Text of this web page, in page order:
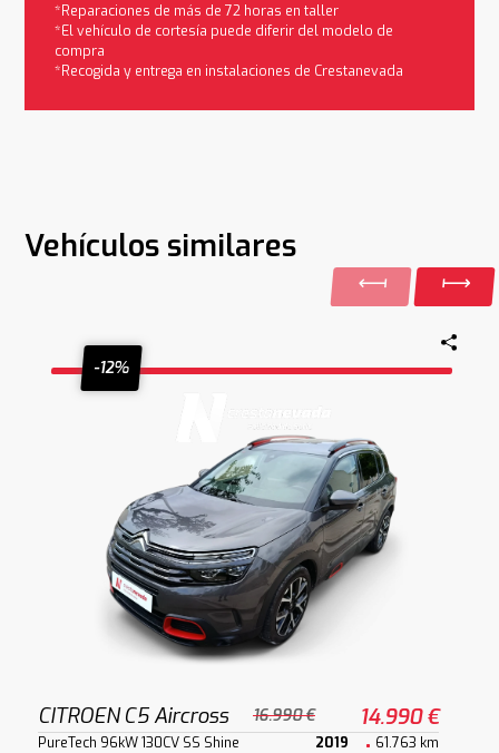
*Reparaciones de más de 72 horas en taller
*El vehículo de cortesía puede diferir del modelo de
compra
*Recogida y entrega en instalaciones de Crestanevada
Vehículos similares
-12%
CITROEN C5 Aircross 16.990 € 14.990 €
PureTech 96kW 130CV SS Shine 2019 61.763 km